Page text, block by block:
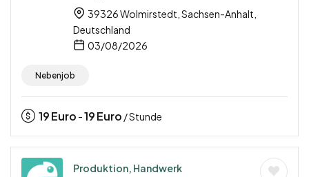
39326 Wolmirstedt, Sachsen-Anhalt,
Deutschland
03/08/2026
Nebenjob
19Euro -19Euro / Stunde
Produktion, Handwerk